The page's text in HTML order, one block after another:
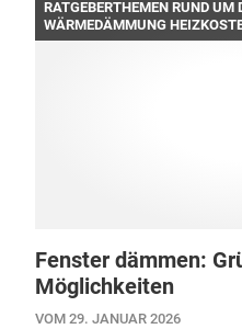
RATGEBERTHEMEN RUND
WÄRMEDÄMMUNG
Fenster dämmen:
Möglichkeiten
VOM 29. JANUAR 2026